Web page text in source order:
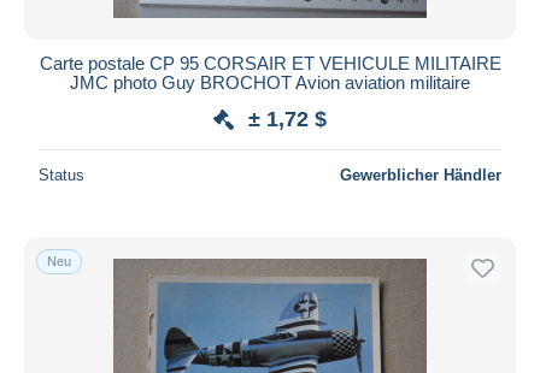
Carte postale CP 95 CORSAIR ET VEHICULE MILITAIRE
JMC photo Guy BROCHOT Avion aviation militaire
± 1,72 $
Status Gewerblicher Händler
Neu